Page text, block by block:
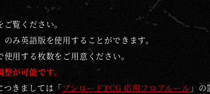
覧ください。
み英語版を使用することができます。
用する枚数をご用意ください。
が可能です。
つきましては「ブシロードTCG 応用フロアルール 」